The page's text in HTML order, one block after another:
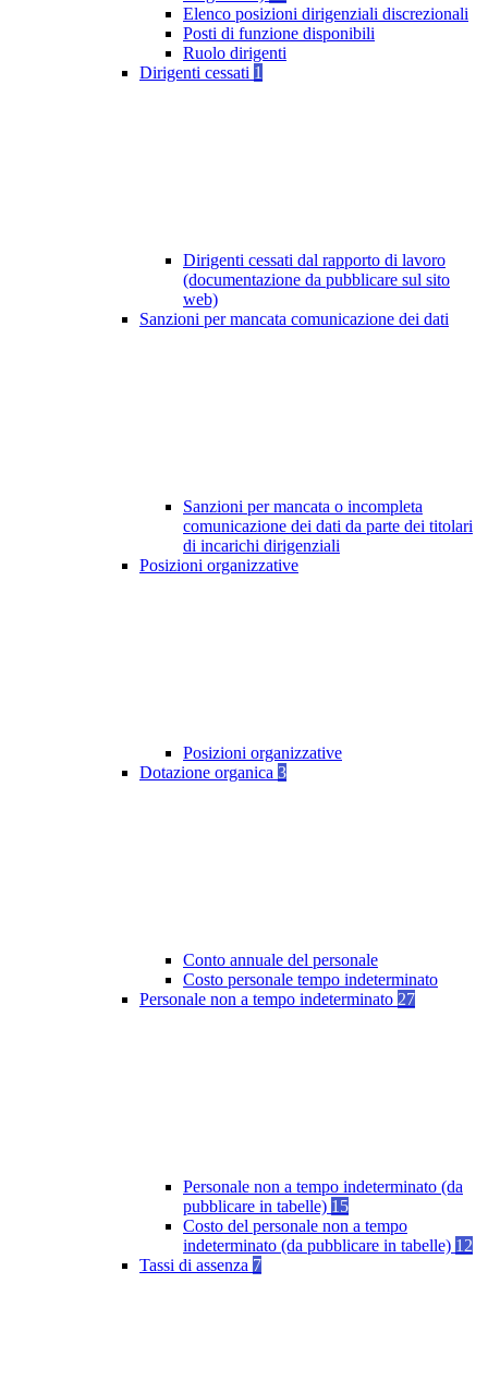
Elenco posizioni dirigenziali discrezionali
Posti di funzione disponibili
Ruolo dirigenti
Dirigenti cessati 1
Dirigenti cessati dal rapporto di lavoro
(documentazione da pubblicare sul sito
web)
Sanzioni per mancata comunicazione dei dati
Sanzioni per mancata o incompleta
comunicazione dei dati da parte dei titolari
di incarichi dirigenziali
Posizioni organizzative
Posizioni organizzative
Dotazione organica 3
Conto annuale del personale
Costo personale tempo indeterminato
Personale non a tempo indeterminato 27
Personale non a tempo indeterminato (da
pubblicare in tabelle) 15
Costo del personale non a tempo
indeterminato (da pubblicare in tabelle) 12
Tassi di assenza 7